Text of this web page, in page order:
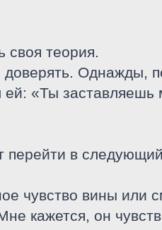
своя теория.
доверять. Однажды,
ей: «Ты заставляешь
перейти в
чувство вины или
кажется, он